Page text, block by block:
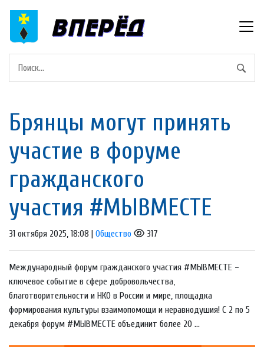
Брянцы могут принять
участие в форуме
гражданского
участия #МЫВМЕСТЕ
31 октября 2025, 18:08 | Общество 317
Международный форум гражданского участия #МЫВМЕСТЕ –
ключевое событие в сфере добровольчества,
благотворительности и НКО в России и мире, площадка
формирования культуры взаимопомощи и неравнодушия! С 2 по 5
декабря форум #МЫВМЕСТЕ объединит более 20 ...